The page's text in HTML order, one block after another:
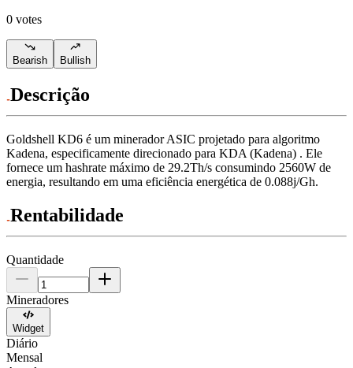
0 votes
Bearish Bullish
Descrição
Goldshell KD6 é um minerador ASIC projetado para algoritmo
Kadena, especificamente direcionado para KDA (Kadena) . Ele
fornece um hashrate máximo de 29.2Th/s consumindo 2560W de
energia, resultando em uma eficiência energética de 0.088j/Gh.
Rentabilidade
Quantidade
Mineradores
Widget
Diário
Mensal